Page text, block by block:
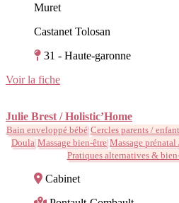
Muret
Castanet Tolosan
31 - Haute-garonne
Voir la fiche
Julie Brest / Holistic’Home
Bain enveloppé bébé Cercles parents /
Doula Massage bien-être Massage
Pratiques alternatives &
Cabinet